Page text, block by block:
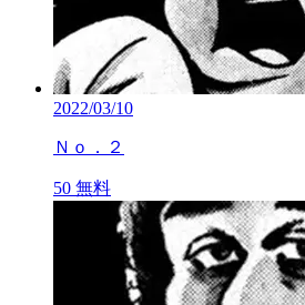
2022/03/10
Ｎｏ．２
50 無料